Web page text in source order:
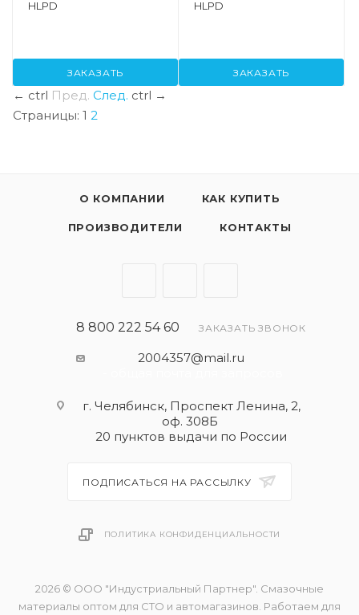
HLPD
ЗАКАЗАТЬ
HLPD
ЗАКАЗАТЬ
← ctrl Пред. След. ctrl →
Страницы: 1 2
О КОМПАНИИ КАК КУПИТЬ
ПРОИЗВОДИТЕЛИ КОНТАКТЫ
8 800 222 54 60 ЗАКАЗАТЬ ЗВОНОК
2004357@mail.ru
г. Челябинск, Проспект Ленина, 2,
оф. 308Б
20 пунктов выдачи по России
ПОДПИСАТЬСЯ НА РАССЫЛКУ
ПОЛИТИКА КОНФИДЕНЦИАЛЬНОСТИ
2026 © ООО "Индустриальный Партнер". Смазочные
материалы оптом для СТО и автомагазинов. Работаем для